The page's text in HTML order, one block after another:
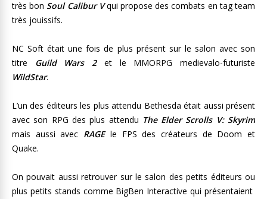
très bonSoul Calibur Vqui propose des combats en tag team
très jouissifs.
NC Soft était une fois de plus présent sur le salon avec son
titre Guild Wars 2et le MMORPG medievalo-futuriste
WildStar.
L’un des éditeurs les plus attendu Bethesda était aussi présent
avec son RPG des plus attendu The Elder Scrolls V: Skyrim
mais aussi avec RAGEle FPS des créateurs de Doom et
Quake.
On pouvait aussi retrouver sur le salon des petits éditeurs ou
plus petits stands comme BigBen Interactive qui présentaient